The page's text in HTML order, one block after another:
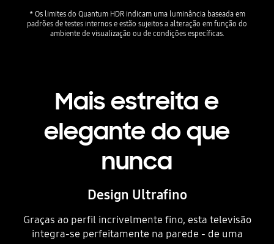
* Os limites do Quantum HDR indicam uma luminância baseada em
padrões de testes internos e estão sujeitos a alteração em função do
ambiente de visualização ou de condições específicas.
Mais estreita e
elegante do que
nunca
Design Ultrafino
Graças ao perfil incrivelmente fino, esta televisão
integra-se perfeitamente na parede - de uma